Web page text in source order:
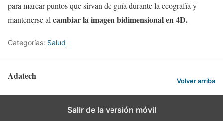
para marcar puntos que sirvan de guía durante la ecografía y
mantenerse alcambiar la imagen bidimensional en 4D.
Categorías: Salud
Adatech Volver arriba
Salir de la versión móvil